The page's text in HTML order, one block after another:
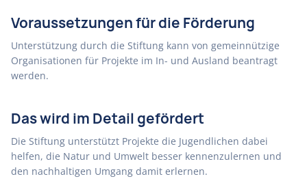
Voraussetzungen für die Förderung
Unterstützung durch die Stiftung kann von gemeinnützige
Organisationen für Projekte im In- und Ausland beantragt
werden.
Das wird im Detail gefördert
Die Stiftung unterstützt Projekte die Jugendlichen dabei
helfen, die Natur und Umwelt besser kennenzulernen und
den nachhaltigen Umgang damit erlernen.